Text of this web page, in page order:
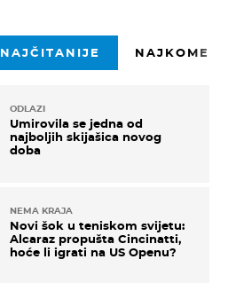
NAJČITANIJE
ODLAZI
Umirovila se jedna od
najboljih skijašica novog
doba
NEMA KRAJA
Novi šok u teniskom svijetu:
Alcaraz propušta Cincinatti,
hoće li igrati na US Openu?